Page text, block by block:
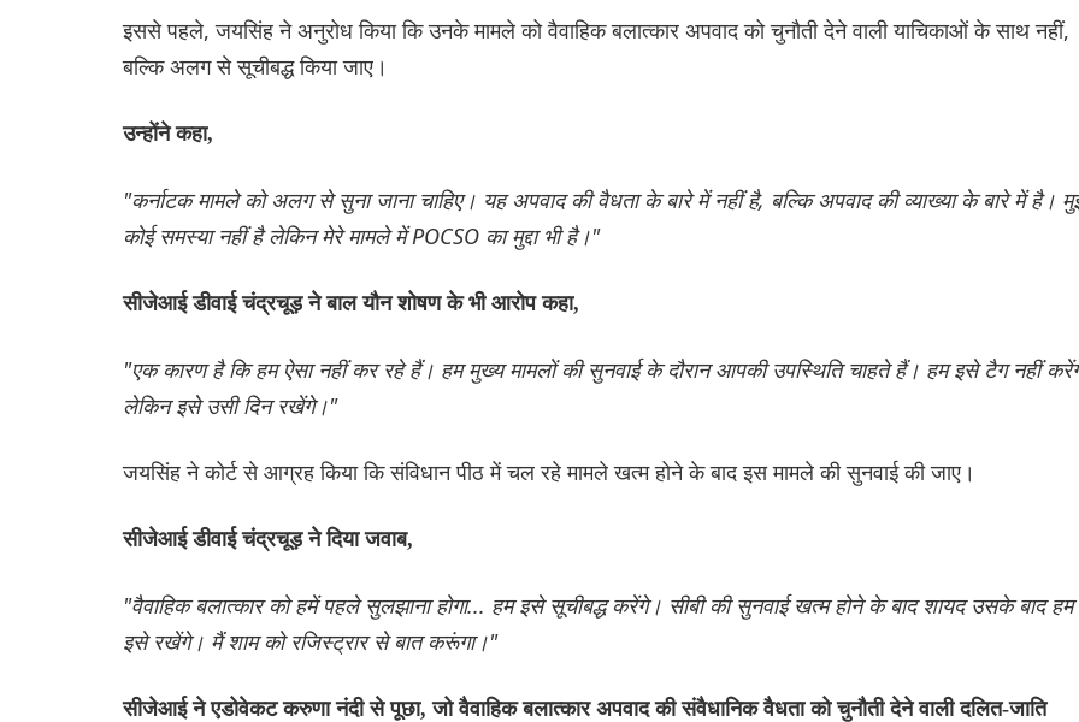
इससे पहले, जयसिंह ने अनुरोध किया कि उनके मामले को वैवाहिक बलात्कार अपवाद को चुनौती देने वाली याचिकाओं के साथ नहीं,
बल्कि अलग से सूचीबद्ध किया जाए।
उन्होंने कहा,
"कर्नाटक मामले को अलग से सुना जाना चाहिए। यह अपवाद की वैधता के बारे में नहीं है, बल्कि अपवाद की व्याख्या के बारे में है।
कोई समस्या नहीं है लेकिन मेरे मामले में POCSO का मुद्दा भी है।"
सीजेआई डीवाई चंद्रचूड़ ने बाल यौन शोषण के भी आरोप कहा,
"एक कारण है कि हम ऐसा नहीं कर रहे हैं। हम मुख्य मामलों की सुनवाई के दौरान आपकी उपस्थिति चाहते हैं। हम इसे टैग नहीं
लेकिन इसे उसी दिन रखेंगे।"
जयसिंह ने कोर्ट से आग्रह किया कि संविधान पीठ में चल रहे मामले खत्म होने के बाद इस मामले की सुनवाई की जाए।
सीजेआई डीवाई चंद्रचूड़ ने दिया जवाब,
"वैवाहिक बलात्कार को हमें पहले सुलझाना होगा... हम इसे सूचीबद्ध करेंगे। सीबी की सुनवाई खत्म होने के बाद शायद उसके बाद हम
इसे रखेंगे। मैं शाम को रजिस्ट्रार से बात करूंगा।"
सीजेआई ने एडोवेकट करुणा नंदी से पूछा, जो वैवाहिक बलात्कार अपवाद की संवैधानिक वैधता को चुनौती देने वाली दलित-जाति